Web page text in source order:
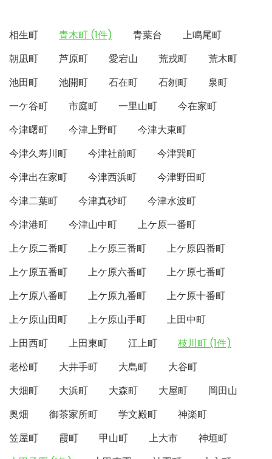
相生町 青木町 (1件) 青葉台
上鳴尾町
朝凪町
芦原町 愛宕山 荒戎町
荒木町
池田町
池開町 石在町 石刎町
泉町
一ケ谷町
市庭町 一里山町
今在家町
今津曙町
今津上野町
今津大東町
今津久寿川町
今津社前町
今津巽町
今津出在家町
今津西浜町
今津野田町
今津二葉町
今津真砂町
今津水波町
今津港町
今津山中町
上ケ原一番町
上ケ原二番町
上ケ原三番町
上ケ原四番町
上ケ原五番町
上ケ原六番町
上ケ原七番町
上ケ原八番町
上ケ原九番町
上ケ原十番町
上ケ原山田町
上ケ原山手町
上田中町
上田西町
上田東町 江上町
枝川町 (1件)
老松町
大井手町 大島町
大谷町
大畑町
大浜町 大森町 大屋町
岡田山
奥畑
御茶家所町 学文殿町
神楽町
笠屋町
霞町 甲山町 上大市
神垣町